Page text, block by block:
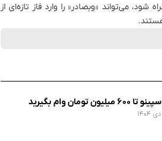
می‌تواند «وبصادر» را وارد فاز تازه‌ای از
۶۰۰ میلیون تومان وام بگیرید